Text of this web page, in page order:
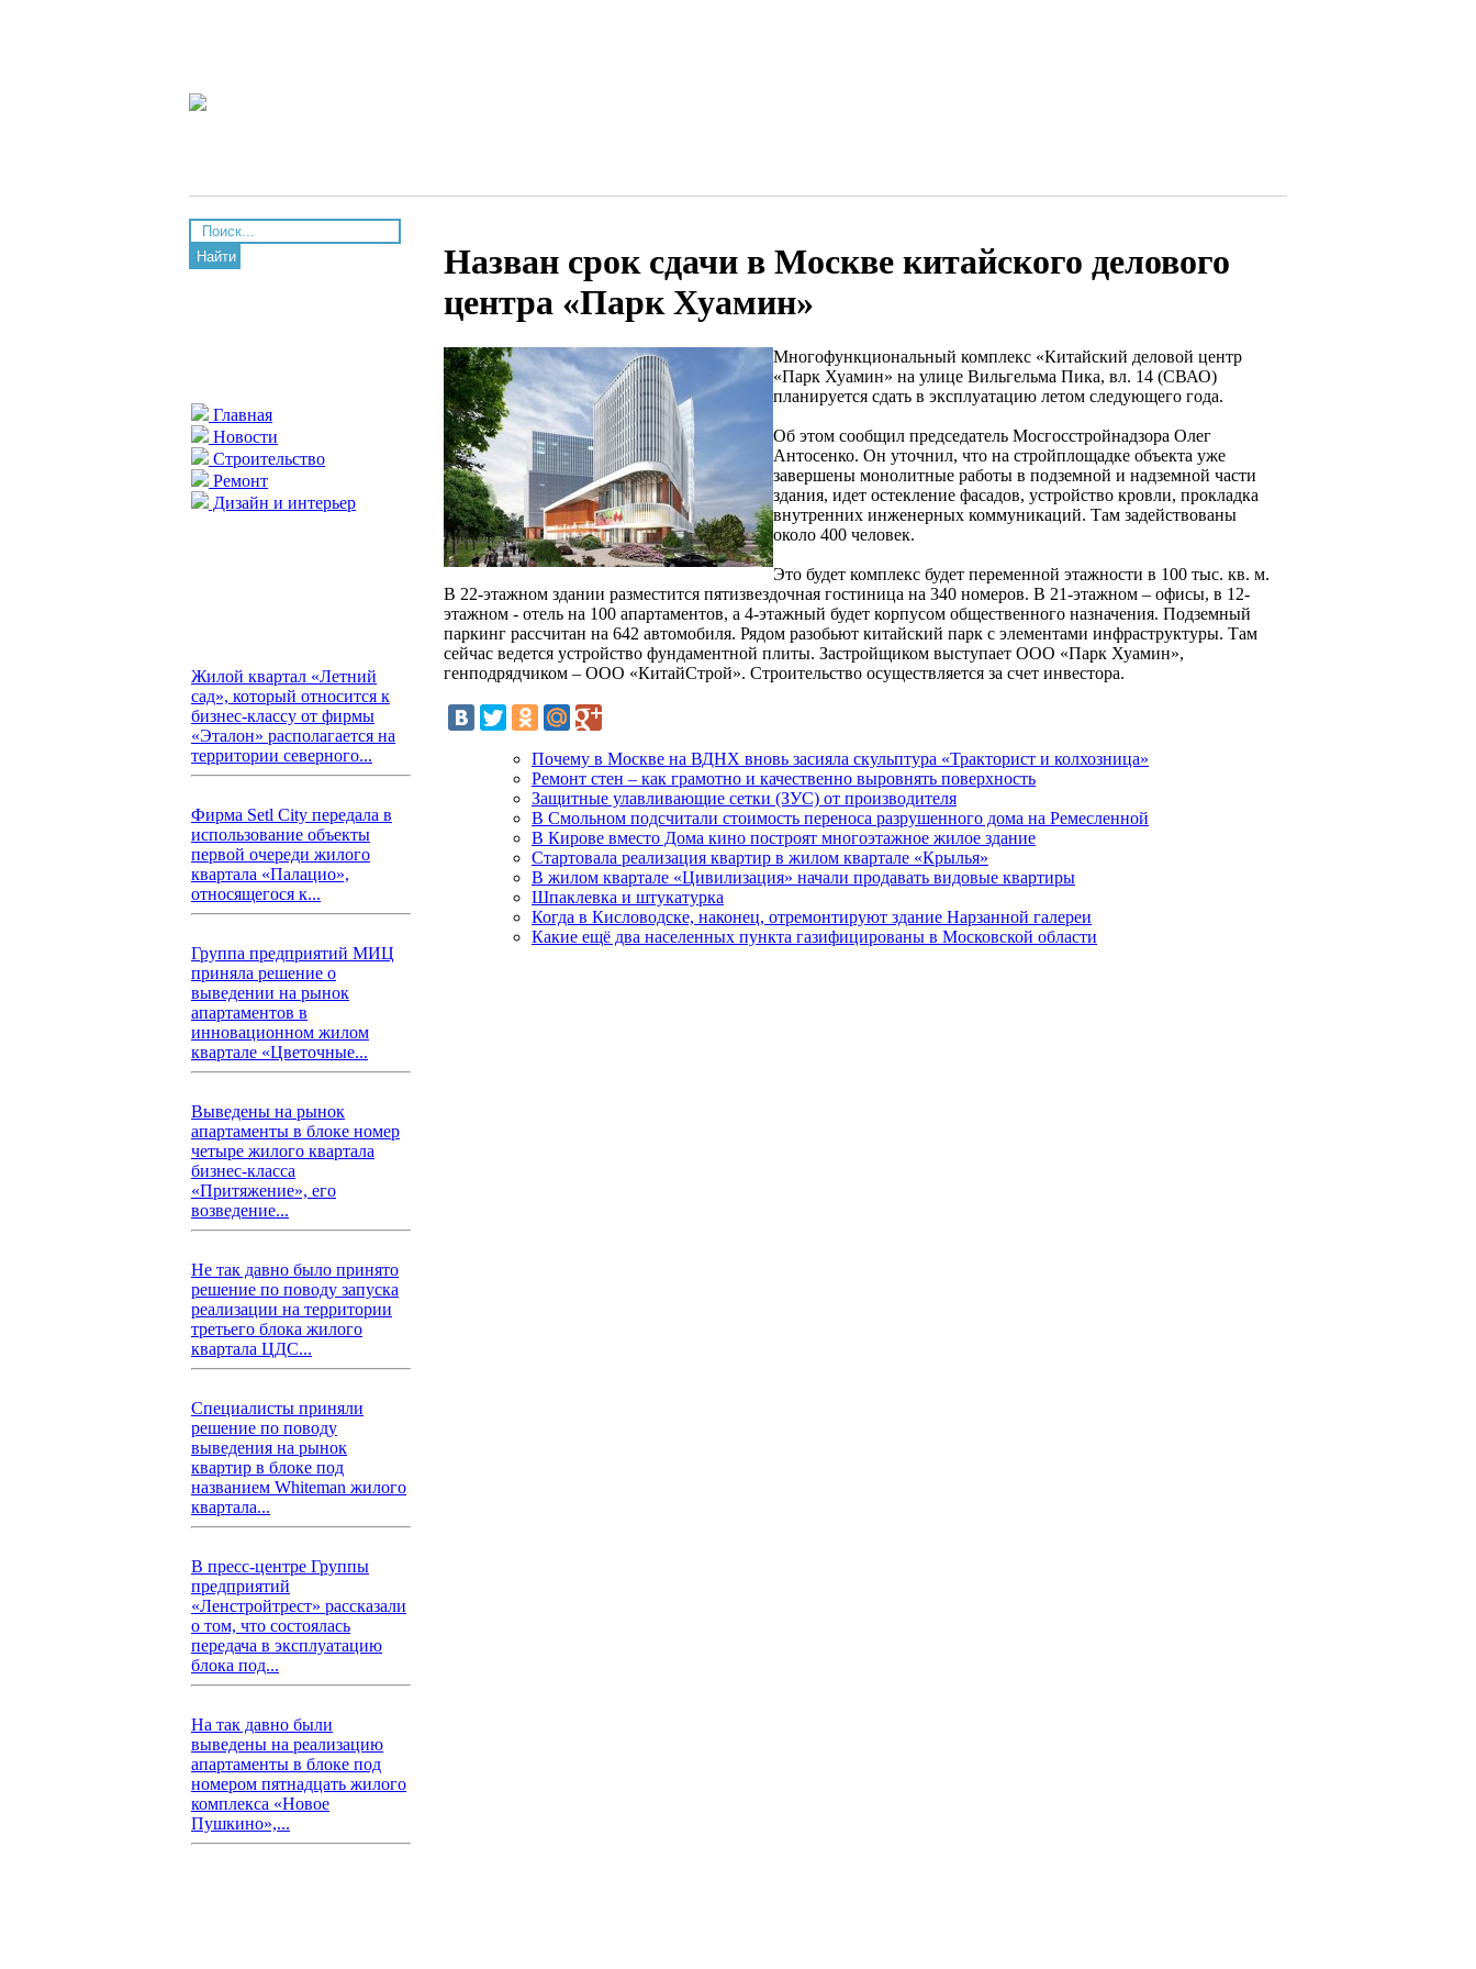
Найти
Главная
Новости
Строительство
Ремонт
Дизайн и интерьер
Жилой квартал «Летний
сад», который относится к
бизнес-классу от фирмы
«Эталон» располагается на
территории северного...
Фирма Setl City передала в
использование объекты
первой очереди жилого
квартала «Палацио»,
относящегося к...
Группа предприятий МИЦ
приняла решение о
выведении на рынок
апартаментов в
инновационном жилом
квартале «Цветочные...
Выведены на рынок
апартаменты в блоке номер
четыре жилого квартала
бизнес-класса
«Притяжение», его
возведение...
Не так давно было принято
решение по поводу запуска
реализации на территории
третьего блока жилого
квартала ЦДС...
Специалисты приняли
решение по поводу
выведения на рынок
квартир в блоке под
названием Whiteman жилого
квартала...
В пресс-центре Группы
предприятий
«Ленстройтрест» рассказали
о том, что состоялась
передача в эксплуатацию
блока под...
На так давно были
выведены на реализацию
апартаменты в блоке под
номером пятнадцать жилого
комплекса «Новое
Пушкино»,...
Назван срок сдачи в Москве китайского делового
центра «Парк Хуамин»
Многофункциональный комплекс «Китайский деловой центр
«Парк Хуамин» на улице Вильгельма Пика, вл. 14 (СВАО)
планируется сдать в эксплуатацию летом следующего года.
Об этом сообщил председатель Мосгосстройнадзора Олег
Антосенко. Он уточнил, что на стройплощадке объекта уже
завершены монолитные работы в подземной и надземной части
здания, идет остекление фасадов, устройство кровли, прокладка
внутренних инженерных коммуникаций. Там задействованы
около 400 человек.
Это будет комплекс будет переменной этажности в 100 тыс. кв. м.
В 22-этажном здании разместится пятизвездочная гостиница на 340 номеров. В 21-этажном – офисы, в 12-
этажном - отель на 100 апартаментов, а 4-этажный будет корпусом общественного назначения. Подземный
паркинг рассчитан на 642 автомобиля. Рядом разобьют китайский парк с элементами инфраструктуры. Там
сейчас ведется устройство фундаментной плиты. Застройщиком выступает ООО «Парк Хуамин»,
генподрядчиком – ООО «КитайСтрой». Строительство осуществляется за счет инвестора.
Почему в Москве на ВДНХ вновь засияла скульптура «Тракторист и колхозница»
Ремонт стен – как грамотно и качественно выровнять поверхность
Защитные улавливающие сетки (ЗУС) от производителя
В Смольном подсчитали стоимость переноса разрушенного дома на Ремесленной
В Кирове вместо Дома кино построят многоэтажное жилое здание
Стартовала реализация квартир в жилом квартале «Крылья»
В жилом квартале «Цивилизация» начали продавать видовые квартиры
Шпаклевка и штукатурка
Когда в Кисловодске, наконец, отремонтируют здание Нарзанной галереи
Какие ещё два населенных пункта газифицированы в Московской области